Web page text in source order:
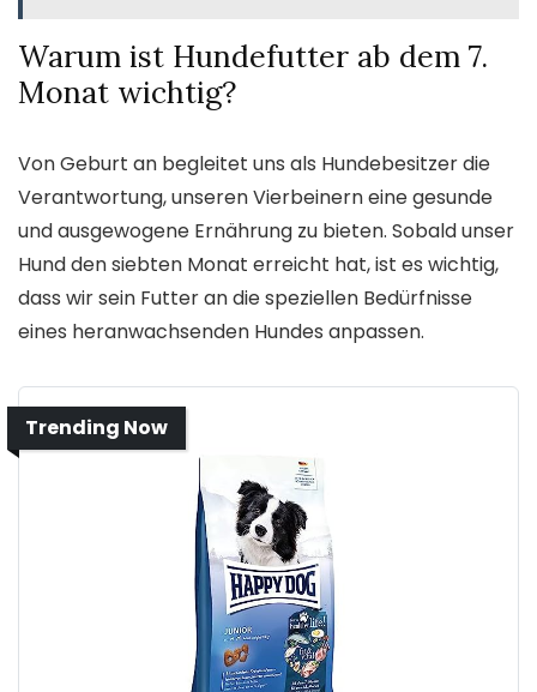
Warum ist Hundefutter ab dem 7.
Monat wichtig?
Von Geburt an begleitet uns als Hundebesitzer die
Verantwortung, unseren Vierbeinern eine gesunde
und ausgewogene Ernährung zu bieten. Sobald unser
Hund den siebten Monat erreicht hat, ist es wichtig,
dass wir sein Futter an die speziellen Bedürfnisse
eines heranwachsenden Hundes anpassen.
Trending Now